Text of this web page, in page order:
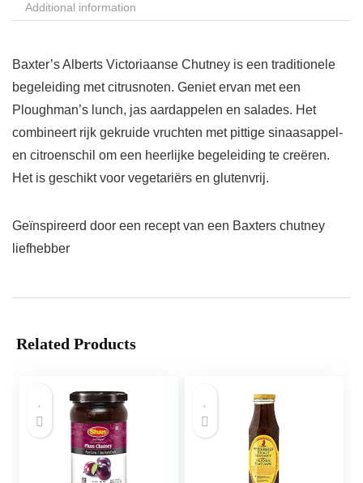
Additional information
Baxter’s Alberts Victoriaanse Chutney is een traditionele
begeleiding met citrusnoten. Geniet ervan met een
Ploughman’s lunch, jas aardappelen en salades. Het
combineert rijk gekruide vruchten met pittige sinaasappel-
en citroenschil om een heerlijke begeleiding te creëren.
Het is geschikt voor vegetariërs en glutenvrij.
Geïnspireerd door een recept van een Baxters chutney
liefhebber
Related Products